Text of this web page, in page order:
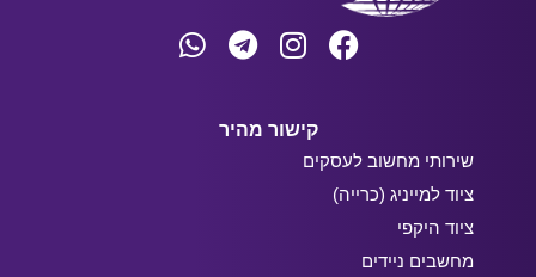
קישור מהיר
שירותי מחשוב לעסקים
ציוד למייניג (כרייה)
ציוד היקפי
מחשבים ניידים